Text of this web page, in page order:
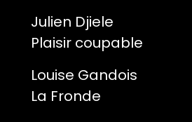
Julien Djiele
Plaisir coupable
Louise Gandois
La Fronde